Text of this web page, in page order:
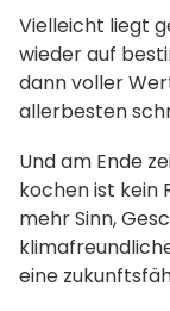
Vielleicht liegt
wieder auf
dann voller
allerbesten
Und am Ende
kochen ist kein
mehr Sinn,
eine